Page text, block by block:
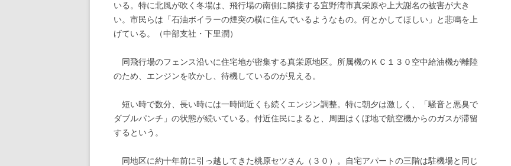
いる。特に北風が吹く冬場は、飛行場の南側に隣接する宜野湾市真栄原や上大謝名の被害が大き
い。市民らは「石油ボイラーの煙突の横に住んでいるようなもの。何とかしてほしい」と悲鳴を上
げている。（中部支社・下里潤）
同飛行場のフェンス沿いに住宅地が密集する真栄原地区。所属機のＫＣ１３０空中給油機が離陸
のため、エンジンを吹かし、待機しているのが見える。
短い時で数分、長い時には一時間近くも続くエンジン調整。特に朝夕は激しく、「騒音と悪臭で
ダブルパンチ」の状態が続いている。付近住民によると、周囲はくぼ地で航空機からのガスが滞留
するという。
同地区に約十年前に引っ越してきた桃原セツさん（３０）。自宅アパートの三階は駐機場と同じ